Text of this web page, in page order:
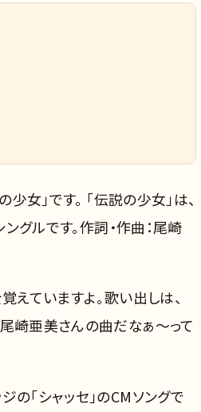
女」です。 「伝説の少女」は、
グルです。作詞・作曲：尾崎
えていますよ。歌い出しは、
崎亜美さんの曲だなぁ～って
の「シャッセ」のCMソングで